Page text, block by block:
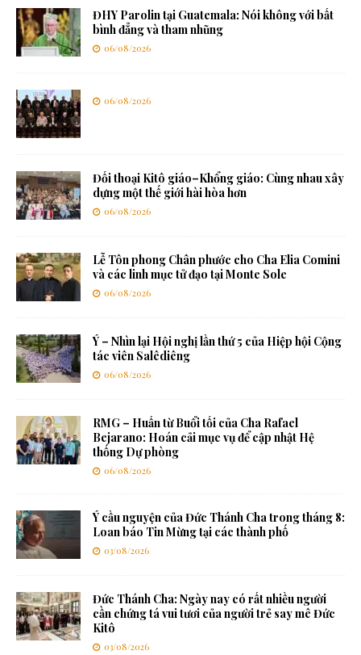
ĐHY Parolin tại Guatemala: Nói không với bất
bình đẳng và tham nhũng
06/08/2026
06/08/2026
Đối thoại Kitô giáo–Khổng giáo: Cùng nhau xây
dựng một thế giới hài hòa hơn
06/08/2026
Lễ Tôn phong Chân phước cho Cha Elia Comini
và các linh mục tử đạo tại Monte Sole
06/08/2026
Ý – Nhìn lại Hội nghị lần thứ 5 của Hiệp hội Cộng
tác viên Salêdiêng
06/08/2026
RMG – Huấn từ Buổi tối của Cha Rafael
Bejarano: Hoán cải mục vụ để cập nhật Hệ
thống Dự phòng
06/08/2026
Ý cầu nguyện của Đức Thánh Cha trong tháng 8:
Loan báo Tin Mừng tại các thành phố
03/08/2026
Đức Thánh Cha: Ngày nay có rất nhiều người
cần chứng tá vui tươi của người trẻ say mê Đức
Kitô
03/08/2026